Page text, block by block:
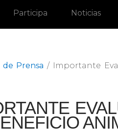
Participa Noticias
de Prensa / Importante